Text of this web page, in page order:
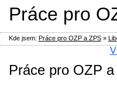
Práce pro OZP
Práce pro
Kde jsem: Práce pro OZP a ZPS »